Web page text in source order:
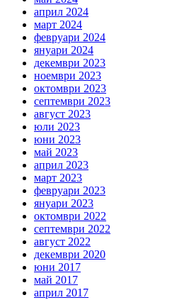
април 2024
март 2024
февруари 2024
януари 2024
декември 2023
ноември 2023
октомври 2023
септември 2023
август 2023
юли 2023
юни 2023
май 2023
април 2023
март 2023
февруари 2023
януари 2023
октомври 2022
септември 2022
август 2022
декември 2020
юни 2017
май 2017
април 2017